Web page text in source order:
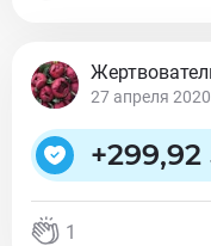
27 апреля 2020
+
1